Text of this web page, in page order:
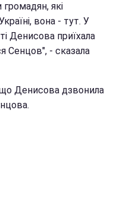
які
вона - тут. У
Денисова приїхала
Сенцов", - сказала
Денисова дзвонила